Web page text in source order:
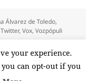
Álvarez de Toledo,
Twitter,Vox,Vozpópuli
your experience.
can opt-out if you